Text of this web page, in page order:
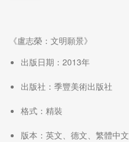
《盧志榮：文明願景》
出版日期：2013年
出版社：季豐美術出版社
格式：精裝
版本：英文、德文、繁體中文